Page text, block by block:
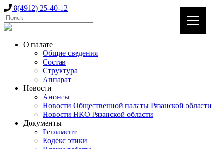
8(4912) 25-40-12
О палате
Общие сведения
Состав
Структура
Аппарат
Новости
Анонсы
Новости Общественной палаты Рязанской области
Новости НКО Рязанской области
Документы
Регламент
Кодекс этики